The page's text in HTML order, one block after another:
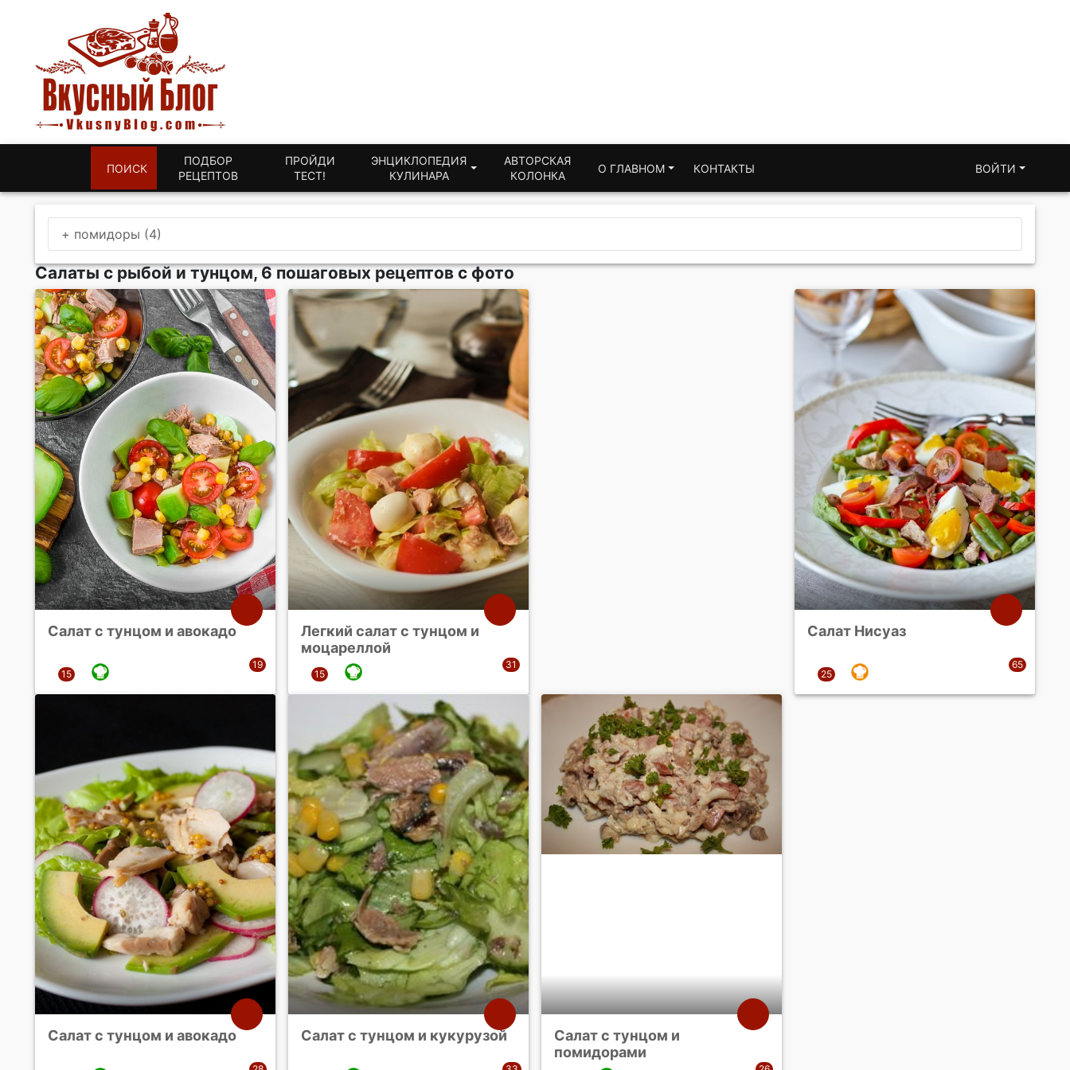
ПОИСК
ПОДБОР
РЕЦЕПТОВ
ПРОЙДИ
ТЕСТ!
ЭНЦИКЛОПЕДИЯ
КУЛИНАРА
АВТОРСКАЯ
КОЛОНКА
О ГЛАВНОМ КОНТАКТЫ ВОЙТИ
+ помидоры (4)
Салаты с рыбой и тунцом, 6 пошаговых рецептов с фото
Салат с тунцом и авокадо
Легкий салат с тунцом и
моцареллой
Салат Нисуаз
Салат с тунцом и авокадо Салат с тунцом и кукурузой
Салат с тунцом и
помидорами